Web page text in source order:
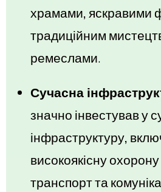
храмами, яскравими
традиційним
ремеслами.
Сучасна
значно інвестував у
інфраструктуру,
високоякісну
транспорт та